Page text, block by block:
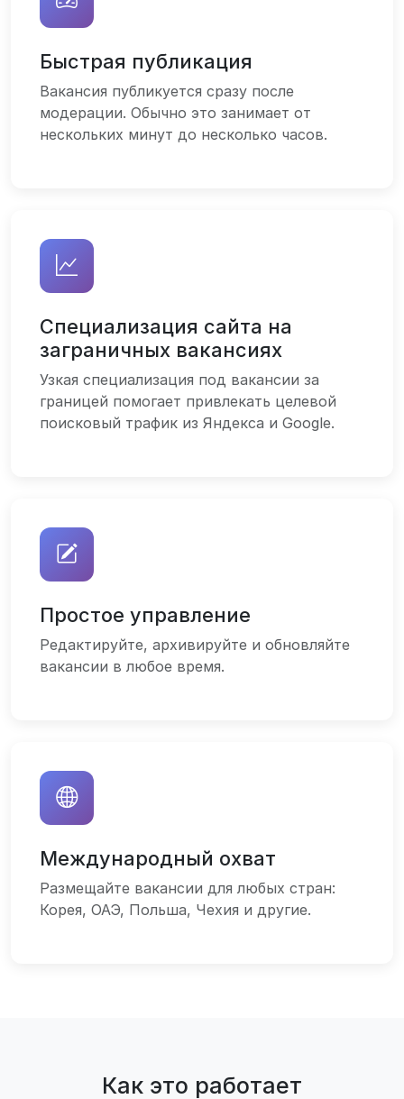
Быстрая публикация
Вакансия публикуется сразу после
модерации. Обычно это занимает от
нескольких минут до несколько часов.
Специализация сайта на
заграничных вакансиях
Узкая специализация под вакансии за
границей помогает привлекать целевой
поисковый трафик из Яндекса и Google.
Простое управление
Редактируйте, архивируйте и обновляйте
вакансии в любое время.
Международный охват
Размещайте вакансии для любых стран:
Корея, ОАЭ, Польша, Чехия и другие.
Как это работает